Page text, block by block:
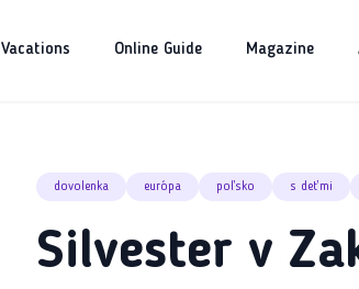
Vacations Online Guide Magazine
dovolenka európa poľsko s deťmi
Silvester v